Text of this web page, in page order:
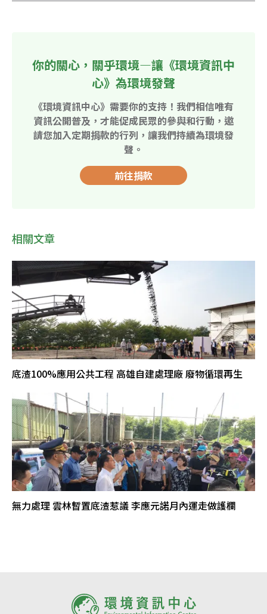
你的關心，關乎環境—讓《環境資訊中
心》為環境發聲
《環境資訊中心》需要你的支持！我們相信唯有
資訊公開普及，才能促成民眾的參與和行動，邀
請您加入定期捐款的行列，讓我們持續為環境發
聲。
前往捐款
相關文章
底渣100%應用公共工程 高雄自建處理廠 廢物循環再生
無力處理 雲林暫置底渣惹議 李應元諾月內運走做護欄